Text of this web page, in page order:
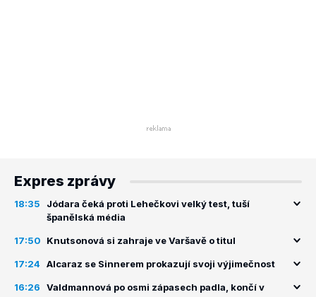
Expres zprávy
18:35
Jódara čeká proti Lehečkovi velký test, tuší
španělská média
17:50 Knutsonová si zahraje ve Varšavě o titul
17:24 Alcaraz se Sinnerem prokazují svoji výjimečnost
16:26
Valdmannová po osmi zápasech padla, končí v